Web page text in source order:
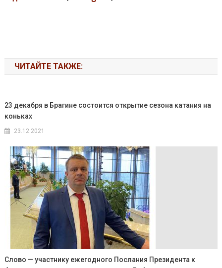
ЧИТАЙТЕ ТАКЖЕ:
23 декабря в Брагине состоится открытие сезона катания на
коньках
23.12.2021
Слово — участнику ежегодного Послания Президента к